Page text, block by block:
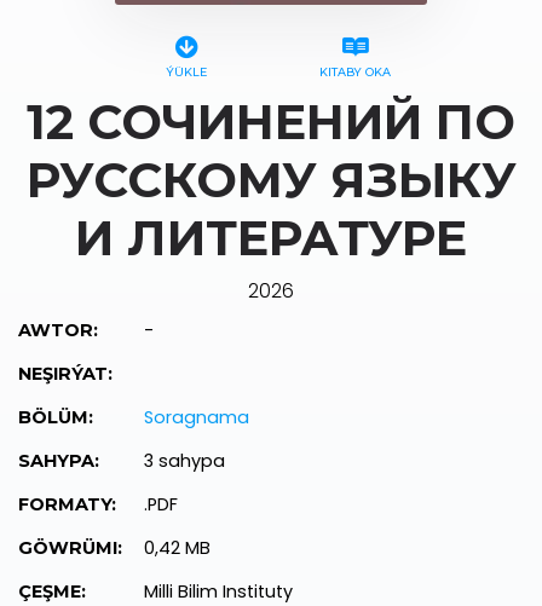
ÝÜKLE KITABY OKA
12 СОЧИНЕНИЙ ПО
РУССКОМУ ЯЗЫКУ
И ЛИТЕРАТУРЕ
2026
AWTOR: -
NEŞIRÝAT:
BÖLÜM:
Soragnama
SAHYPA: 3 sahypa
FORMATY: .PDF
GÖWRÜMI: 0,42 MB
ÇEŞME: Milli Bilim Instituty